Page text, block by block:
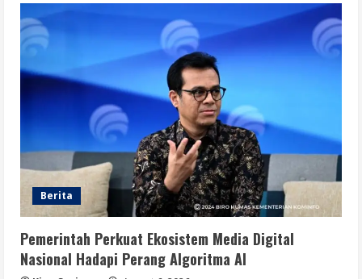
Berita
Pemerintah Perkuat Ekosistem Media Digital
Nasional Hadapi Perang Algoritma AI